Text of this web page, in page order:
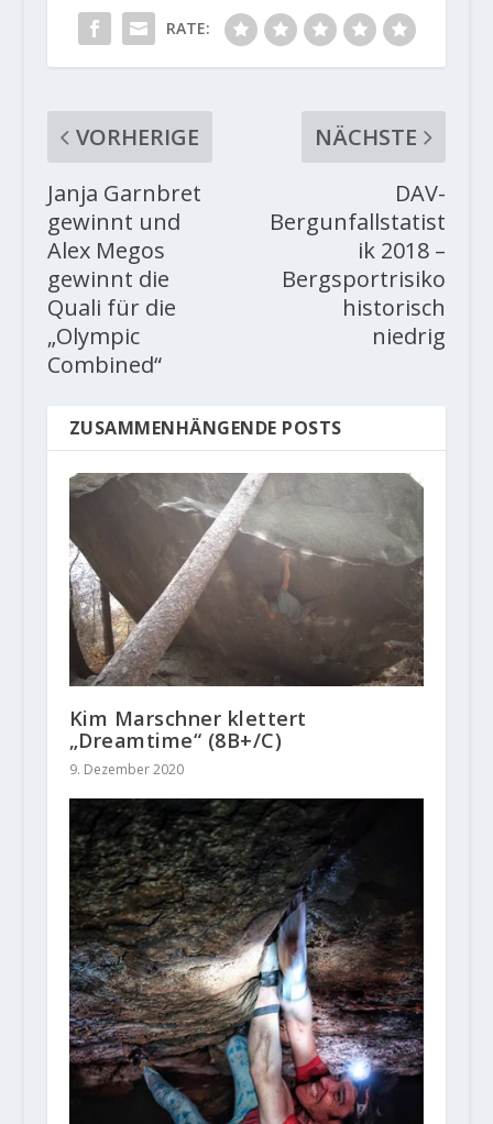
RATE:
VORHERIGE
Janja Garnbret
gewinnt und
Alex Megos
gewinnt die
Quali für die
„Olympic
Combined“
NÄCHSTE
DAV-
Bergunfallstatist
ik 2018 –
Bergsportrisiko
historisch
niedrig
ZUSAMMENHÄNGENDE POSTS
Kim Marschner klettert
„Dreamtime“ (8B+/C)
9. Dezember 2020